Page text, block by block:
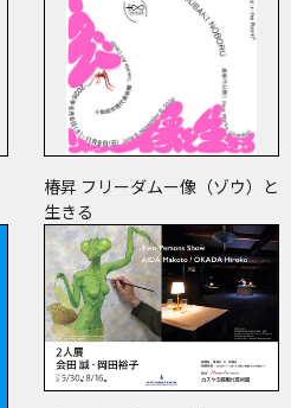
椿昇 フリーダムー像（ゾウ）と
生きる